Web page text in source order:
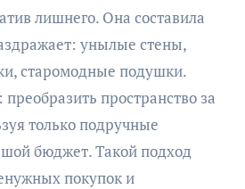
лишнего. Она составила
унылые стены,
старомодные подушки.
пространство за
только подручные
бюджет. Такой подход
покупок и